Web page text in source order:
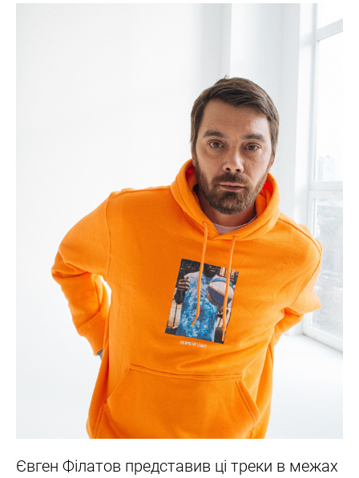
Євген Філатов представив ці треки в межах